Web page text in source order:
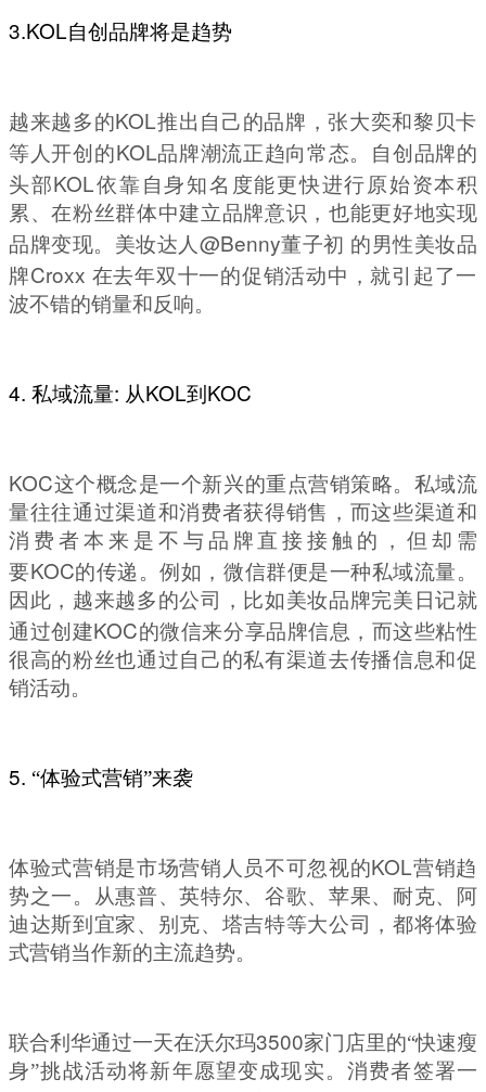
3.KOL自创品牌将是趋势
越来越多的KOL推出自己的品牌，张大奕和黎贝卡
等人开创的KOL品牌潮流正趋向常态。自创品牌的
头部KOL依靠自身知名度能更快进行原始资本积
累、在粉丝群体中建立品牌意识，也能更好地实现
品牌变现。美妆达人@Benny董子初 的男性美妆品
牌Croxx 在去年双十一的促销活动中，就引起了一
波不错的销量和反响。
4. 私域流量: 从KOL到 KOC
KOC这个概念是一个新兴的重点营销策略。私域流
量往往通过渠道和消费者获得销售，而这些渠道和
消费者本来是不与品牌直接接触的，但却需
要KOC的传递。例如，微信群便是一种私域流量。
因此，越来越多的公司，比如美妆品牌完美日记就
通过创建KOC的微信来分享品牌信息，而这些粘性
很高的粉丝也通过自己的私有渠道去传播信息和促
销活动。
5. “体验式营销”来袭
体验式营销是市场营销人员不可忽视的KOL营销趋
势之一。从惠普、英特尔、谷歌、苹果、耐克、阿
迪达斯到宜家、别克、塔吉特等大公司，都将体验
式营销当作新的主流趋势。
联合利华通过一天在沃尔玛3500家门店里的“快速瘦
身”挑战活动将新年愿望变成现实。消费者签署一